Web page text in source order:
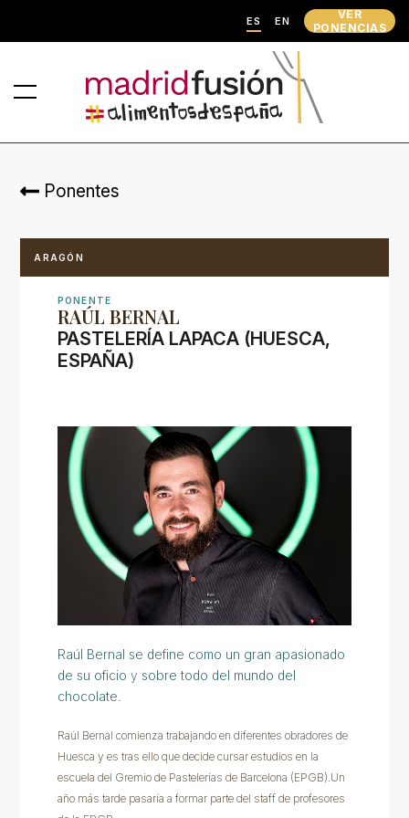
ES EN
VER
PONENCIAS
Ponentes
ARAGÓN
PONENTE
RAÚL BERNAL
PASTELERÍA LAPACA (HUESCA,
ESPAÑA)
Raúl Bernal se define como un gran apasionado
de su oficio y sobre todo del mundo del
chocolate.
Raúl Bernal comienza trabajando en diferentes obradores de
Huesca y es tras ello que decide cursar estudios en la
escuela del Gremio de Pastelerías de Barcelona (EPGB).Un
año más tarde pasaría a formar parte del staff de profesores